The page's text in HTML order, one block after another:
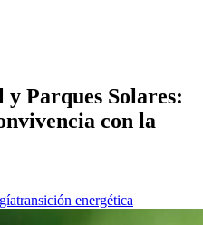
Parques Solares:
con la
transición energética